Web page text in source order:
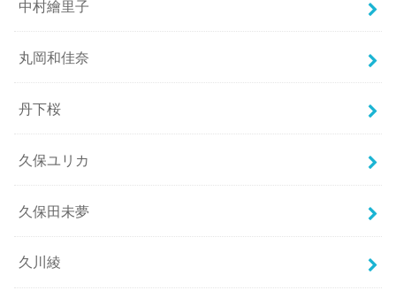
中村繪里子
丸岡和佳奈
丹下桜
久保ユリカ
久保田未夢
久川綾